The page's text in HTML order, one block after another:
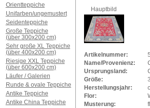
Orientteppiche
Unifarben/ungemustert
Seidenteppiche
Große Teppiche
(über 300x200 cm)
Sehr große XL Teppiche
(über 400x200 cm)
Riesige XXL Teppiche
(über 600x200 cm)
Läufer / Galerien
Runde & ovale Teppiche
Antike Teppiche
Antike China Teppiche
Hauptbild
Artikelnummer:
Name/Provenienz:
Ursprungsland:
Größe:
Herstellungsjahr:
Flor:
Musterung: